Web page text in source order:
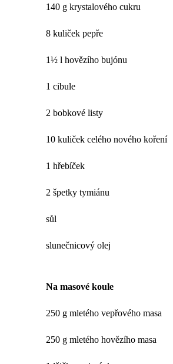
140 g krystalového cukru
8 kuliček pepře
1½ l hovězího bujónu
1 cibule
2 bobkové listy
10 kuliček celého nového koření
1 hřebíček
2 špetky tymiánu
sůl
slunečnicový olej
Na masové koule
250 g mletého vepřového masa
250 g mletého hovězího masa